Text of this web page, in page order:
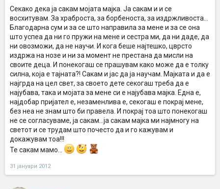
Секако дека ја сакам мојата мајка. Ја сакам и и се
восхитувам. За храброста, за борбеноста, за издржливоста...
Благодарна сум и за се што направила за мене и за се она
што успеа да ни го пружи на мене и сестра ми, да ни даде, да
ни овозможи, да не научи. И кога беше најтешко, цврсто
издржа на нозе и ни за момент не престана да мисли на
своите деца. И понекогаш се прашувам како може да е толку
силна, која е тајната?! Сакам и јас да ја научам. Мајката и да е
најгрда на цел свет, за своето дете секогаш треба да е
најубава, така и мојата за мене си е најубава мајка. Една е,
најдобар пријател е, незаменлива е, секогаш е покрај мене,
без неа не знам што би правела. И покрај тоа што понекогаш
не се согласуваме, ја сакам...ја сакам мајка ми најмногу на
светот и се трудам што почесто да и го кажувам и
докажувам тоа!!!
Те сакам мамо...
31 јануари 2012